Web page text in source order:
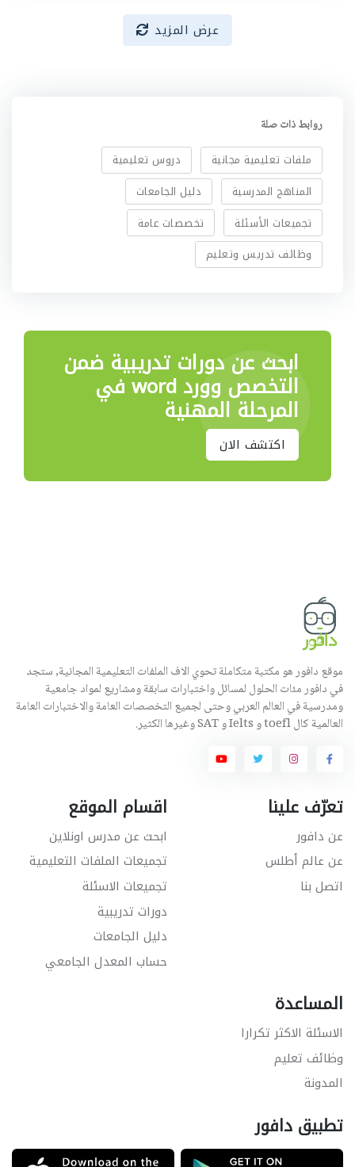
عرض المزيد
روابط ذات صلة
ملفات تعليمية مجانية
دروس تعليمية
المناهج المدرسية
دليل الجامعات
تجميعات الأسئلة
تخصصات عامة
وظائف تدريس وتعليم
ابحث عن دورات تدريبية ضمن
التخصص وورد word في
المرحلة المهنية
اكتشف الان
موقع دافور هو مكتبة متكاملة تحوي الاف الملفات التعليمية المجانية, ستجد
في دافور مئات الحلول لمسائل واختبارات سابقة ومشاريع لمواد جامعية
ومدرسية في العالم العربي وحتى لجميع التخصصات العامة والاختبارات العامة
العالمية كال toefl و Ielts و SAT وغيرها الكثير.
تعرّف علينا
عن دافور
عن عالم أطلس
اتصل بنا
اقسام الموقع
ابحث عن مدرس اونلاين
تجميعات الملفات التعليمية
تجميعات الاسئلة
دورات تدريبية
دليل الجامعات
حساب المعدل الجامعي
المساعدة
الاسئلة الاكثر تكرارا
وظائف تعليم
المدونة
تطبيق دافور